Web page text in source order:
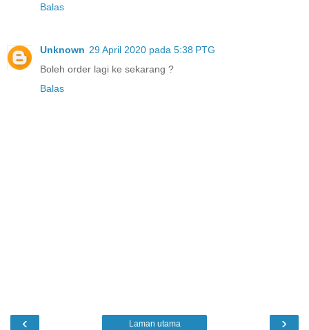
Balas
Unknown 29 April 2020 pada 5:38 PTG
Boleh order lagi ke sekarang ?
Balas
‹ ›
Laman utama